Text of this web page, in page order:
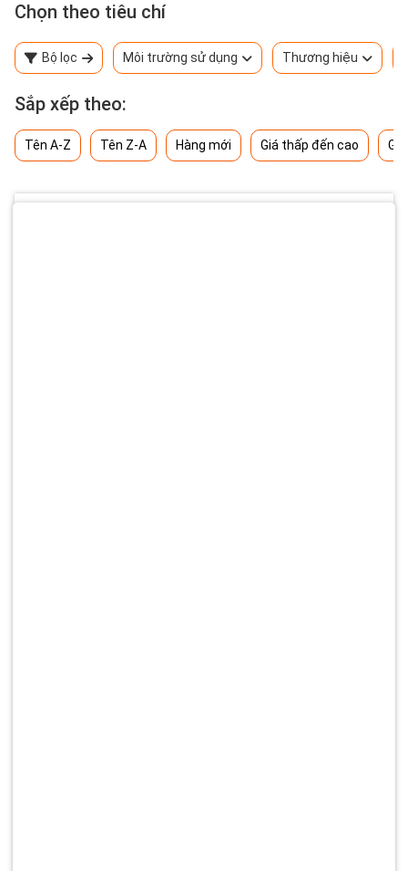
Chọn theo tiêu chí
Bộ lọc Môi trường sử dụng Thương hiệu
Sắp xếp theo:
Tên A-Z Tên Z-A Hàng mới Giá thấp đến cao